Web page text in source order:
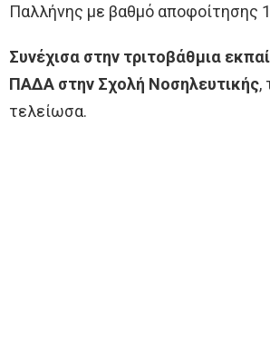
Παλλήνης με βαθμό αποφοίτησης
Συνέχισα στην τριτοβάθμια
ΠΑΔΑ στην Σχολή Νοσηλευτικής,
τελείωσα.